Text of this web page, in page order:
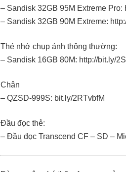
– Sandisk 32GB 95M Extreme
– Sandisk 32GB 90M Extreme:
Thẻ nhớ chụp ảnh thông thường:
– Sandisk 16GB 80M: http://bit.ly/
Chân
– QZSD-999S: bit.ly/2RTvbfM
Đầu đọc thẻ:
– Đầu đọc Transcend CF – SD –